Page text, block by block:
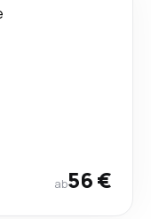
ab56 €